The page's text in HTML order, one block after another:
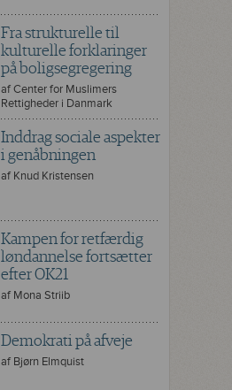
Fra strukturelle til
kulturelle forklaringer
på boligsegregering
afCenter for Muslimers
Rettigheder i Danmark
Inddrag sociale aspekter
i genåbningen
af Knud Kristensen
Kampen for retfærdig
løndannelse fortsætter
efter OK21
af Mona Striib
Demokrati på afveje
af Bjørn Elmquist